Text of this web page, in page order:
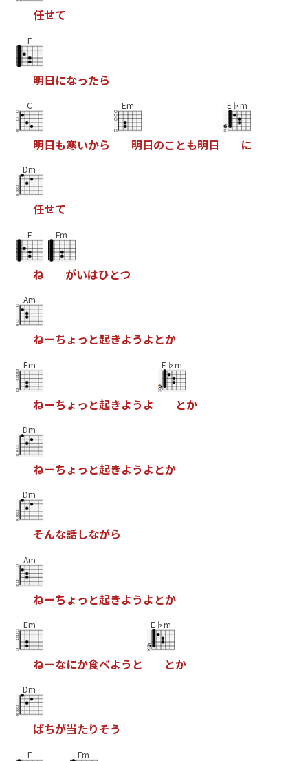
任せて
F
明日になったら
C
明日も寒いから
Em
明日のこ とも明日
E♭m
に
Dm
任せて
F
ね
Fm
がいはひとつ
Am
ねーちょ っ と起きよう よ とか
Em
ねーちょ っ と起きよう よ
E♭m
とか
Dm
ねーちょ っ と起きよう よ とか
Dm
そんな話しながら
Am
ねーちょ っ と起きよう よ とか
Em
ねーなにか食べよう と
E♭m
とか
Dm
ばちが当たりそう
F Fm